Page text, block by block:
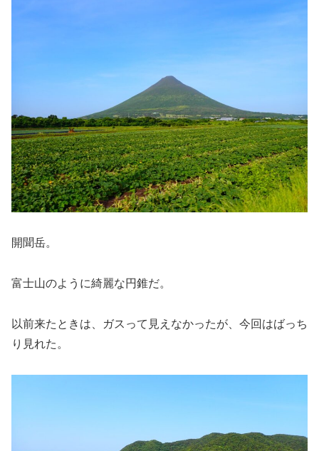
開聞岳。
富士山のように綺麗な円錐だ。
以前来たときは、ガスって見えなかったが、今回はばっち
り見れた。